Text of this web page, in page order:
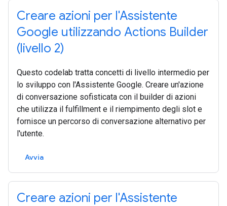
Creare azioni per l'Assistente
Google utilizzando Actions Builder
(livello 2)
Questo codelab tratta concetti di livello intermedio per
lo sviluppo con l'Assistente Google. Creare un'azione
di conversazione sofisticata con il builder di azioni
che utilizza il fulfillment e il riempimento degli slot e
fornisce un percorso di conversazione alternativo per
l'utente.
Avvia
Creare azioni per l'Assistente